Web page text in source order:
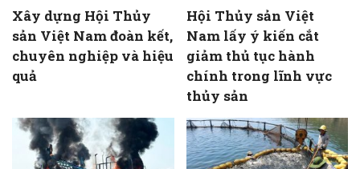
Xây dựng Hội Thủy
sản Việt Nam đoàn kết,
chuyên nghiệp và hiệu
quả
Hội Thủy sản Việt
Nam lấy ý kiến cắt
giảm thủ tục hành
chính trong lĩnh vực
thủy sản